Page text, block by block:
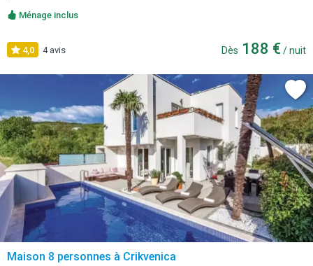
Ménage inclus
4,0 4 avis Dès 188 € / nuit
Maison 8 personnes à Crikvenica